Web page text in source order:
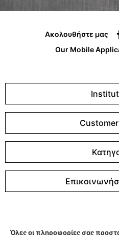
Ακολουθήστε μας
Our Mobile
Όλες οι πληροφορίες σας